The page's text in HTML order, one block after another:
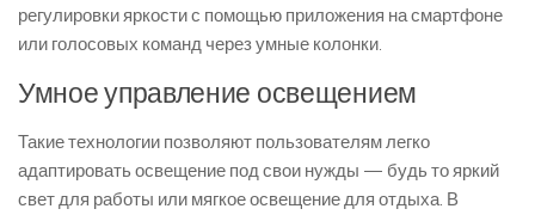
регулировки яркости с помощью приложения на смартфоне
или голосовых команд через умные колонки.
Умное управление освещением
Такие технологии позволяют пользователям легко
адаптировать освещение под свои нужды — будь то яркий
свет для работы или мягкое освещение для отдыха. В